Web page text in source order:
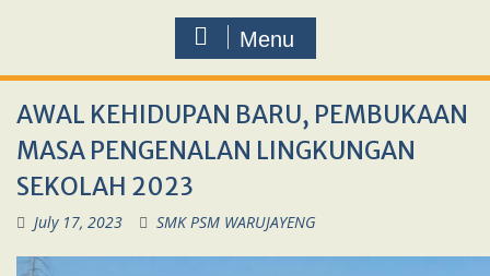
Menu
AWAL KEHIDUPAN BARU, PEMBUKAAN
MASA PENGENALAN LINGKUNGAN
SEKOLAH 2023
July 17, 2023 SMK PSM WARUJAYENG